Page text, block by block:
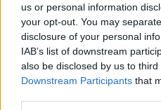
us or personal information
your opt-out. You may
disclosure of your personal
IAB’s list of downstream
also be disclosed by us to
Downstream Participants that